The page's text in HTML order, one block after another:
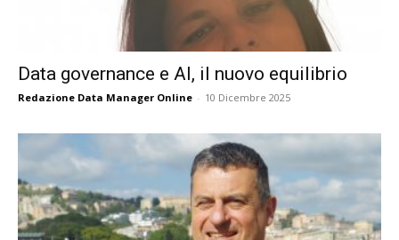
Data governance e AI, il nuovo equilibrio
Redazione Data Manager Online - 10 Dicembre 2025